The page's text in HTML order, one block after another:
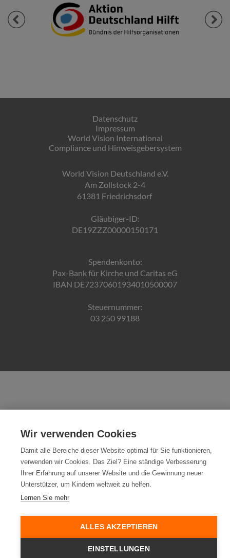
Previous Next
Datenschutz
Impressum
World Vision International
Compliance und Hinweisgebersystem
World Vision Deutschland e.V.
Am Zollstock 2-4
61381 Friedrichsdorf
Gläubiger-ID:
DE19ZZZ00000150171
Spendenkonto:
Pax-Bank für Kirche und Caritas eG
IBAN DE72370601934010500007
Steuernummer:
03 250 99188
Wir verwenden Cookies
Damit alle Bereiche dieser Website optimal für Sie funktionieren,
verwenden wir Cookies. Das Ziel? Eine ständige Verbesserung
Ihrer Erfahrung auf unserer Website und die Gewinnung neuer
Unterstützer, um Kindern weltweit zu helfen.
Lernen Sie mehr
ALLES AKZEPTIEREN
EINSTELLUNGEN